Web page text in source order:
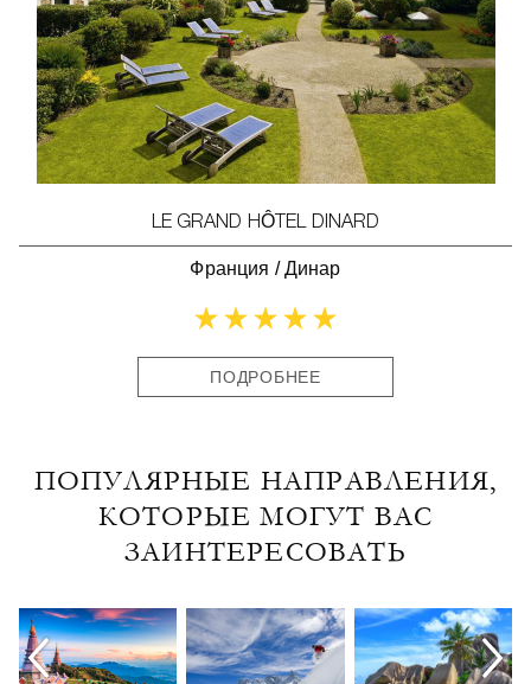
LE GRAND HÔTEL DINARD
Франция /Динар
ПОДРОБНЕЕ
ПОПУЛЯРНЫЕ НАПРАВЛЕНИЯ,
КОТОРЫЕ МОГУТ ВАС
ЗАИНТЕРЕСОВАТЬ